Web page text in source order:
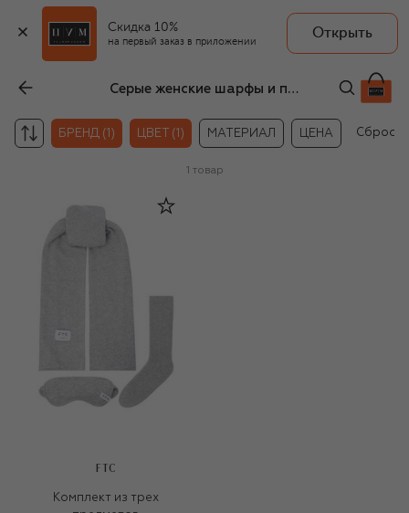
Скидка 10%
на первый заказ в приложении
Открыть
Серые женские шарфы и платки FTC
БРЕНД (1) ЦВЕТ (1) МАТЕРИАЛ ЦЕНА
1 товар
FTC
Комплект из трех